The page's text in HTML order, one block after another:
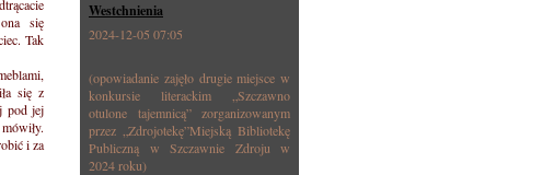
się
Tak
się z
pod jej
i za
Westchnienia
2024-12-05 07:05
(opowiadanie zajęło drugie miejsce w
konkursie literackim „Szczawno
otulone tajemnicą” zorganizowanym
przez „Zdrojotekę”Miejską Bibliotekę
Publiczną w Szczawnie Zdroju w
2024 roku)